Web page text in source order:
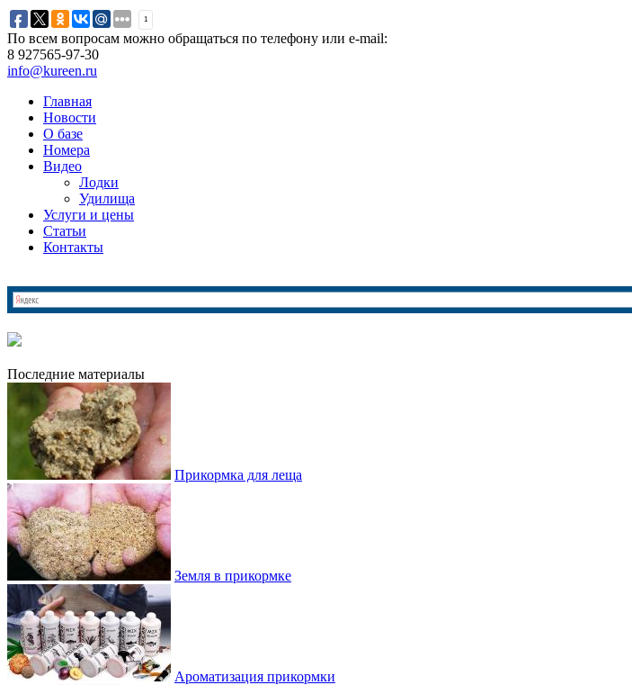
1
По всем вопросам можно обращаться по телефону или e-mail:
8 927565-97-30
info@kureen.ru
Главная
Новости
О базе
Номера
Видео
Лодки
Удилища
Услуги и цены
Статьи
Контакты
Последние материалы
Прикормка для леща
Земля в прикормке
Ароматизация прикормки